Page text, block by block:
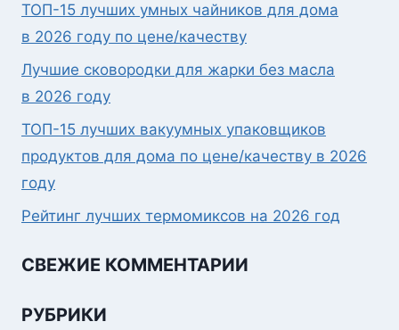
ТОП-15 лучших умных чайников для дома
в 2026 году по цене/качеству
Лучшие сковородки для жарки без масла
в 2026 году
ТОП-15 лучших вакуумных упаковщиков
продуктов для дома по цене/качеству в 2026
году
Рейтинг лучших термомиксов на 2026 год
СВЕЖИЕ КОММЕНТАРИИ
РУБРИКИ